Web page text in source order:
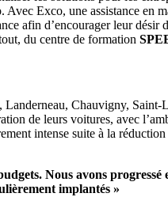
Exco, une assistance en
afin d’encourager leur désir
du centre de formation
Chauvigny,
de leurs voitures, avec
intense suite à la
Nous avons
implantés »